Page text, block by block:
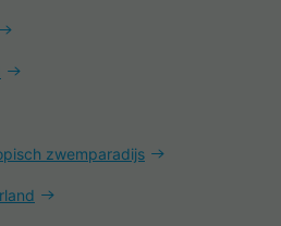
zwemparadijs